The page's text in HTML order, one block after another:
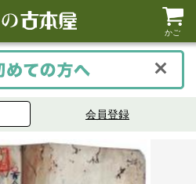
かご
会員登録